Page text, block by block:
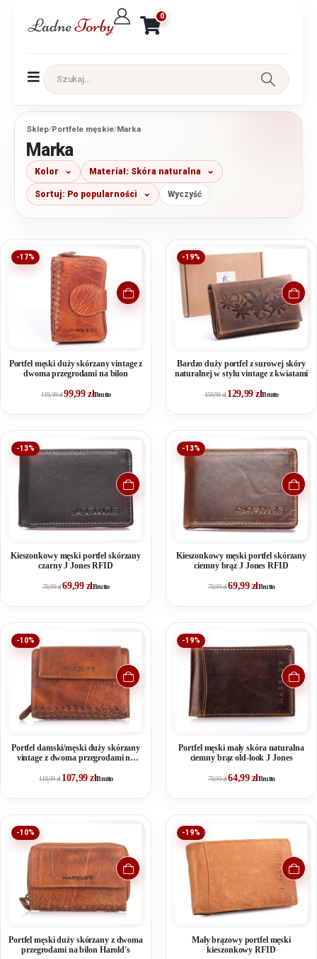
0
Sklep/Portfele męskie/Marka
Marka
Kolor Materiał: Skóra naturalna
Sortuj: Po popularności Wyczyść
-17%
Portfel męski duży skórzany vintage z
dwoma przegrodami na bilon
119,99zł99,99 złBrutto
-19%
Bardzo duży portfel z surowej skóry
naturalnej w stylu vintage z kwiatami
159,99zł 129,99złBrutto
-13%
Kieszonkowy męski portfel skórzany
czarny J Jones RFID
79,99zł69,99 złBrutto
-13%
Kieszonkowy męski portfel skórzany
ciemny brąz J Jones RFID
79,99zł69,99 złBrutto
-10%
Portfel damski/męski duży skórzany
vintage z dwoma przegrodami na
119,99zł 107,99złBrutto
-19%
Portfel męski mały skóra naturalna
ciemny brąz old-look J Jones
79,99zł64,99 złBrutto
-10%
Portfel męski duży skórzany z dwoma
przegrodami na bilon Harold's
-19%
Mały brązowy portfel męski
kieszonkowy RFID